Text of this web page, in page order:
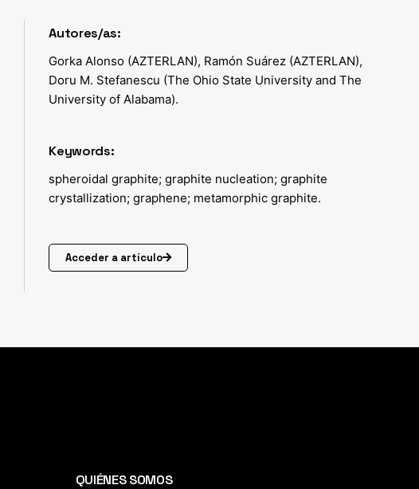
Autores/as:
Gorka Alonso (AZTERLAN), Ramón Suárez (AZTERLAN),
Doru M. Stefanescu (The Ohio State University and The
University of Alabama).
Keywords:
spheroidal graphite; graphite nucleation; graphite
crystallization; graphene; metamorphic graphite.
Acceder a artículo
QUIÉNES SOMOS